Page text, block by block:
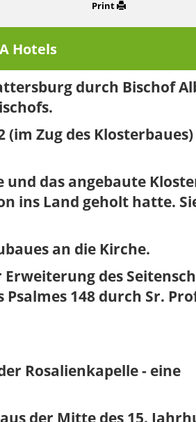
Print
Hotels
durch Bischof
Zug des
und das angebaute
ins Land geholt hatte.
an die Kirche.
des
148 durch Sr.
Rosalienkapelle - eine
der Mitte des 15.